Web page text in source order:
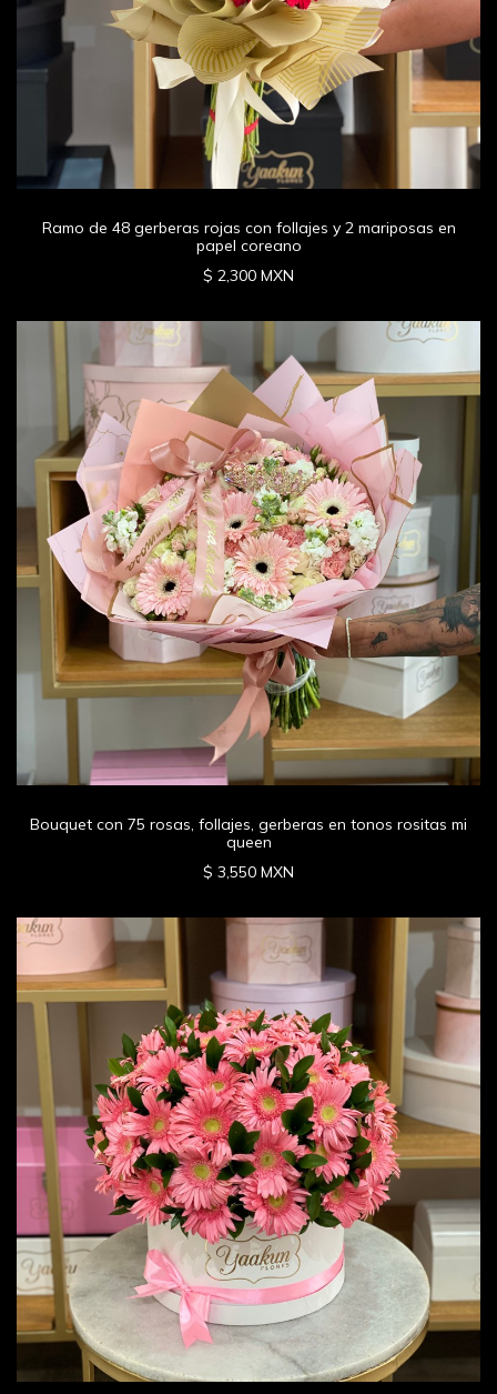
Ramo de 48 gerberas rojas con follajes y 2 mariposas en
papel coreano
$ 2,300 MXN
Bouquet con 75 rosas, follajes, gerberas en tonos rositas mi
queen
$ 3,550 MXN